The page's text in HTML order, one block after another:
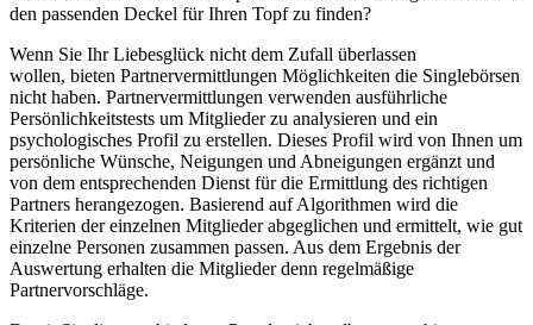
den passenden Deckel für Ihren Topf zu finden?
Wenn Sie Ihr Liebesglück nicht dem Zufall überlassen
wollen, bieten Partnervermittlungen Möglichkeiten die Singlebörsen
nicht haben. Partnervermittlungen verwenden ausführliche
Persönlichkeitstests um Mitglieder zu analysieren und ein
psychologisches Profil zu erstellen. Dieses Profil wird von Ihnen um
persönliche Wünsche, Neigungen und Abneigungen ergänzt und
von dem entsprechenden Dienst für die Ermittlung des richtigen
Partners herangezogen. Basierend auf Algorithmen wird die
Kriterien der einzelnen Mitglieder abgeglichen und ermittelt, wie gut
einzelne Personen zusammen passen. Aus dem Ergebnis der
Auswertung erhalten die Mitglieder denn regelmäßige
Partnervorschläge.